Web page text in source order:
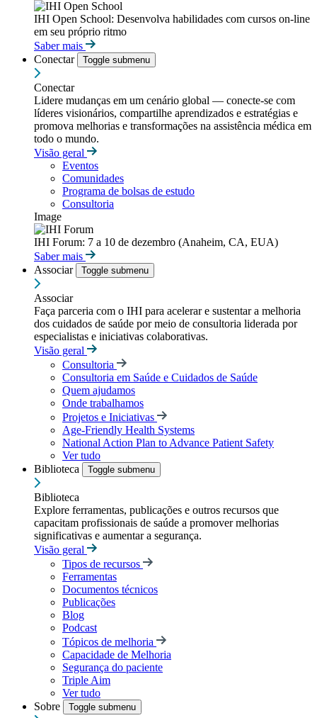
IHI Open School: Desenvolva habilidades com cursos on-line
em seu próprio ritmo
Saber mais
Conectar
Toggle submenu
Conectar
Lidere mudanças em um cenário global — conecte-se com
líderes visionários, compartilhe aprendizados e estratégias e
promova melhorias e transformações na assistência médica em
todo o mundo.
Visão geral
Eventos
Comunidades
Programa de bolsas de estudo
Consultoria
Image
IHI Forum: 7 a 10 de dezembro (Anaheim, CA, EUA)
Saber mais
Associar
Toggle submenu
Associar
Faça parceria com o IHI para acelerar e sustentar a melhoria
dos cuidados de saúde por meio de consultoria liderada por
especialistas e iniciativas colaborativas.
Visão geral
Consultoria
Consultoria em Saúde e Cuidados de Saúde
Quem ajudamos
Onde trabalhamos
Projetos e Iniciativas
Age-Friendly Health Systems
National Action Plan to Advance Patient Safety
Ver tudo
Biblioteca
Toggle submenu
Biblioteca
Explore ferramentas, publicações e outros recursos que
capacitam profissionais de saúde a promover melhorias
significativas e aumentar a segurança.
Visão geral
Tipos de recursos
Ferramentas
Documentos técnicos
Publicações
Blog
Podcast
Tópicos de melhoria
Capacidade de Melhoria
Segurança do paciente
Triple Aim
Ver tudo
Sobre
Toggle submenu